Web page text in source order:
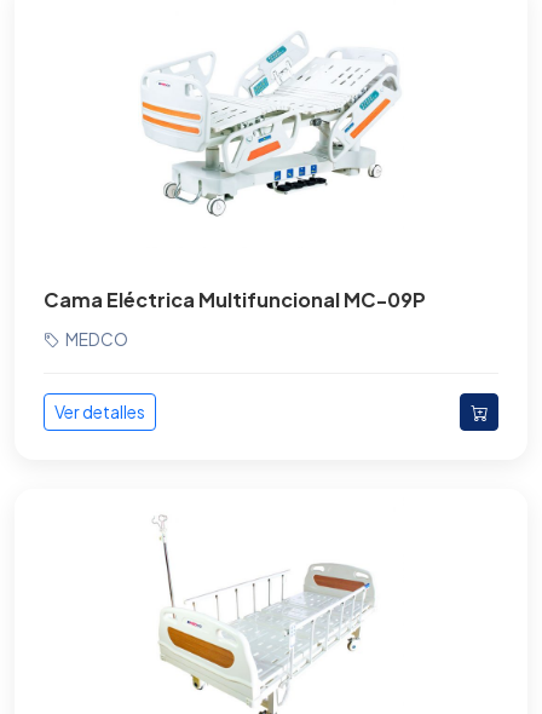
Torres para Laparoscopia y Endoscopía
Ultrasonidos de gabinete
Ultrasonidos portatiles
Unidades Dentales
Ventiladores
Vitrinas
Cama Eléctrica Multifuncional MC-09P
MEDCO
Ver detalles